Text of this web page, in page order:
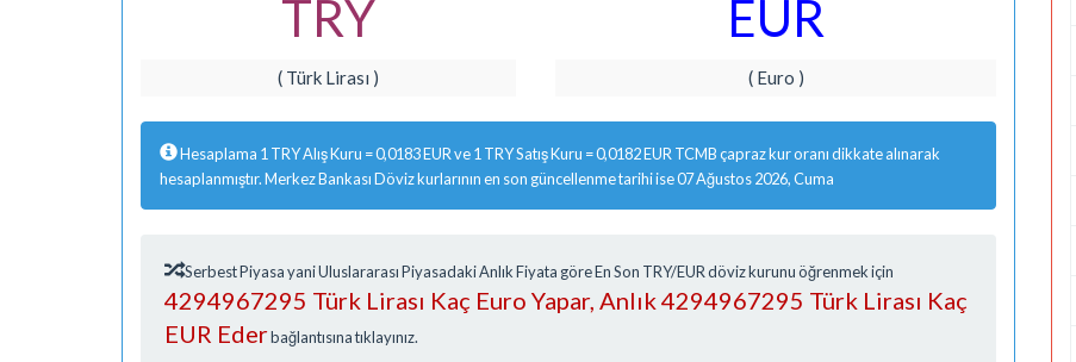
TRY
EUR
( Türk Lirası ) ( Euro )
Hesaplama 1 TRY Alış Kuru = 0,0183 EUR ve 1 TRY Satış Kuru = 0,0182 EUR TCMB çapraz kur oranı dikkate alınarak
hesaplanmıştır. Merkez Bankası Döviz kurlarının en son güncellenme tarihi ise 07 Ağustos 2026, Cuma
Serbest Piyasa yani Uluslararası Piyasadaki Anlık Fiyata göre En Son TRY/EUR döviz kurunu öğrenmek için
4294967295 Türk Lirası Kaç Euro Yapar, Anlık 4294967295 Türk Lirası Kaç
EUR Ederbağlantısına tıklayınız.